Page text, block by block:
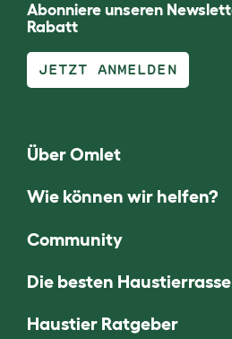
Abonniere unseren
Rabatt
JETZT ANMELDEN
Über Omlet
Wie können wir helfen?
Community
Die besten
Haustier Ratgeber